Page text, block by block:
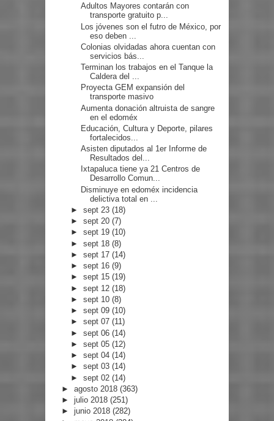
Adultos Mayores contarán con
transporte gratuito p...
Los jóvenes son el futro de México, por
eso deben ...
Colonias olvidadas ahora cuentan con
servicios bás...
Terminan los trabajos en el Tanque la
Caldera del ...
Proyecta GEM expansión del
transporte masivo
Aumenta donación altruista de sangre
en el edoméx
Educación, Cultura y Deporte, pilares
fortalecidos...
Asisten diputados al 1er Informe de
Resultados del...
Ixtapaluca tiene ya 21 Centros de
Desarrollo Comun...
Disminuye en edoméx incidencia
delictiva total en ...
►sept 23(18)
►sept 20(7)
►sept 19(10)
►sept 18(8)
►sept 17(14)
►sept 16(9)
►sept 15(19)
►sept 12(18)
►sept 10(8)
►sept 09(10)
►sept 07(11)
►sept 06(14)
►sept 05(12)
►sept 04(14)
►sept 03(14)
►sept 02(14)
► agosto 2018 (363)
► julio 2018 (251)
► junio 2018 (282)